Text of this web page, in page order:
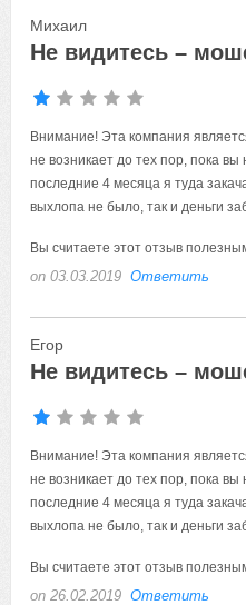
Михаил
Не видитесь –
Внимание! Эта компания
не возникает до тех пор, пока
последние 4 месяца я туда
выхлопа не было, так и деньги
Вы считаете этот отзыв
on 03.03.2019 Ответить
Егор
Не видитесь –
Внимание! Эта компания
не возникает до тех пор, пока
последние 4 месяца я туда
выхлопа не было, так и деньги
Вы считаете этот отзыв
on 26.02.2019 Ответить